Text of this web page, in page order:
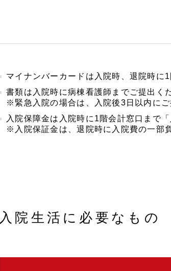
マイナンバーカードは入院時、退院時に
書類は入院時に病棟看護師までご提出く
※緊急入院の場合は、入院後3日以内にご
入院保障金は入院時に1階会計窓口まで
※入院保証金は、退院時に入院費の一部
入院生活に必要なもの